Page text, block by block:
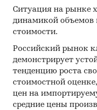
Commodity
Commodity
Organization и
Материалы
Фонда
Материалы
Материалы ВТО
Ситуация на рынке
динамикой объемов
стоимости.
Российский рынок
демонстрирует
тенденцию роста
стоимостной
цен на
средние цены